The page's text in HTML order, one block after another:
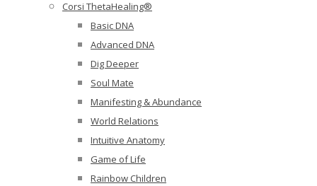
Corsi ThetaHealing®
Basic DNA
Advanced DNA
Dig Deeper
Soul Mate
Manifesting & Abundance
World Relations
Intuitive Anatomy
Game of Life
Rainbow Children